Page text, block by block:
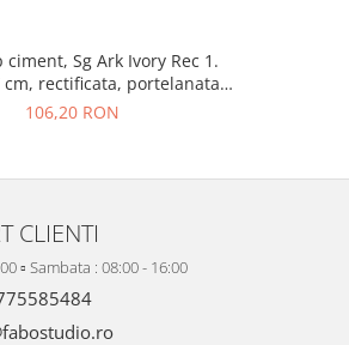
ciment, Sg Ark Ivory Rec 1.
cm, rectificata, portelanata,
bej, finisaj mat
106,20 RON
CLIENTI
▫️ Sambata : 08:00 - 16:00